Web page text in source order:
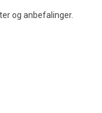
og anbefalinger.
informasjon og unike
vil kunne motta gode